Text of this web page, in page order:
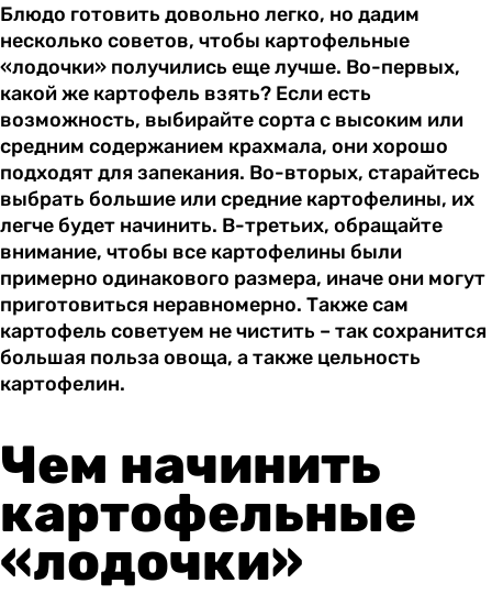
Блюдо готовить довольно легко, но дадим
несколько советов, чтобы картофельные
«лодочки» получились еще лучше. Во-первых,
какой же картофель взять? Если есть
возможность, выбирайте сорта с высоким или
средним содержанием крахмала, они хорошо
подходят для запекания. Во-вторых, старайтесь
выбрать большие или средние картофелины, их
легче будет начинить. В-третьих, обращайте
внимание, чтобы все картофелины были
примерно одинакового размера, иначе они могут
приготовиться неравномерно. Также сам
картофель советуем не чистить – так сохранится
большая польза овоща, а также цельность
картофелин.
Чем начинить
картофельные
«лодочки»